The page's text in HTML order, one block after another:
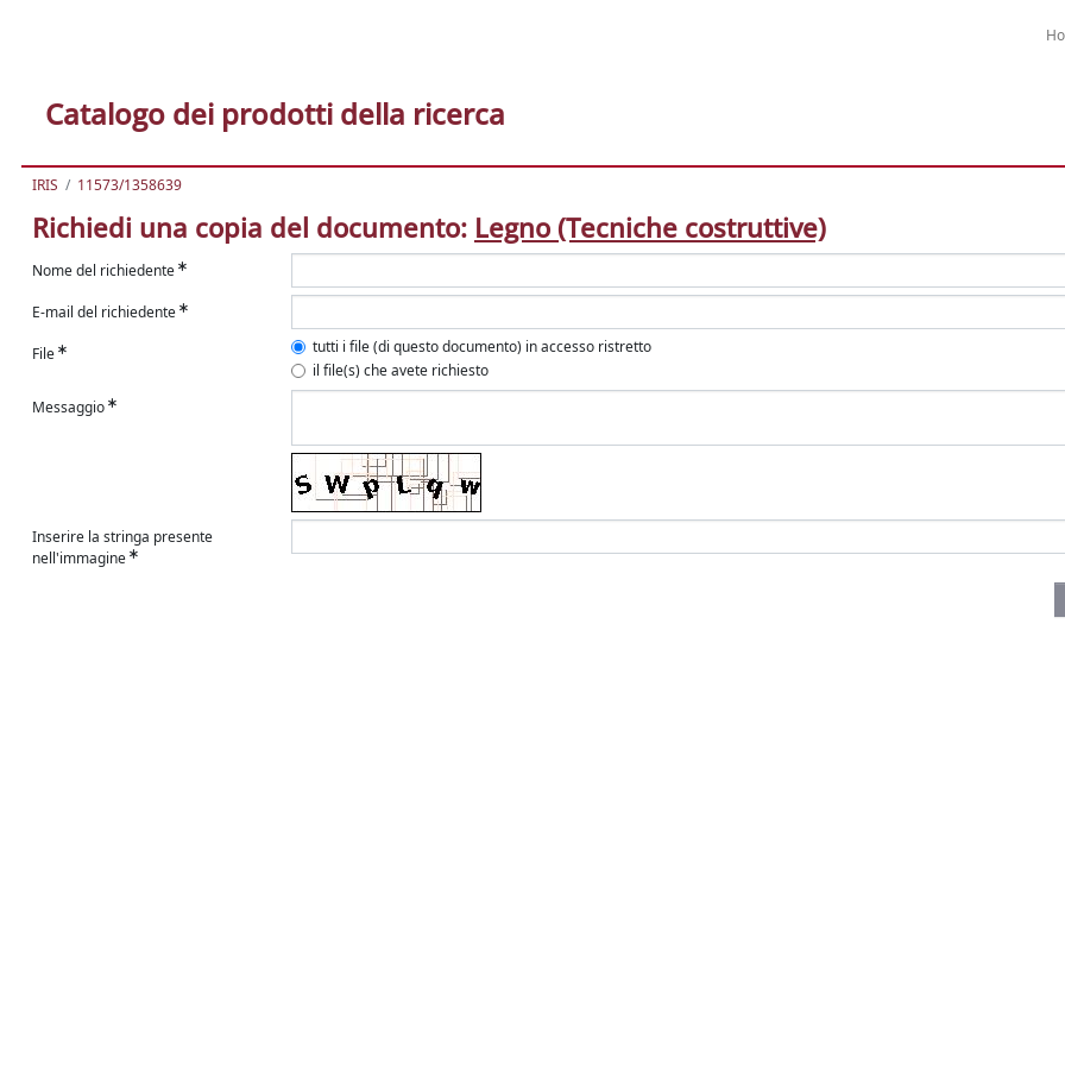
Catalogo dei prodotti della ricerca
IRIS 11573/1358639
Richiedi una copia del documento: Legno (Tecniche costruttive)
Nome del richiedente
E-mail del richiedente
File
tutti i file (di questo documento) in accesso ristretto
il file(s) che avete richiesto
Messaggio
Inserire la stringa presente
nell'immagine